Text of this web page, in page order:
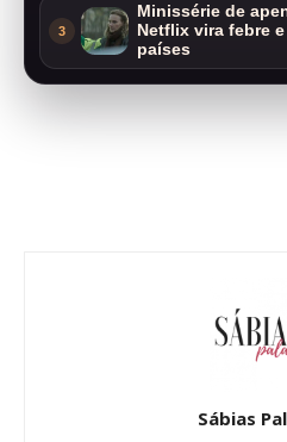
3
Minissérie de
Netflix vira febre
países
Sábias